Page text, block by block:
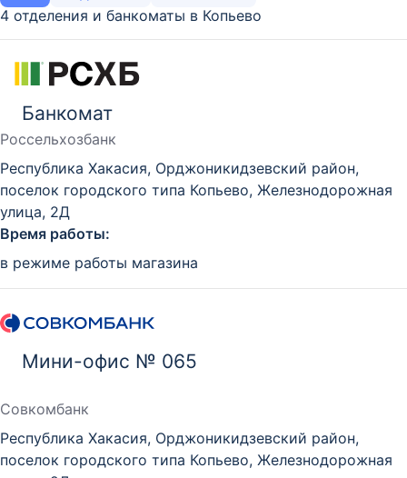
4 отделения и банкоматы в Копьево
Банкомат
Россельхозбанк
Республика Хакасия, Орджоникидзевский район,
поселок городского типа Копьево, Железнодорожная
улица, 2Д
Время работы:
в режиме работы магазина
Мини-офис № 065
Совкомбанк
Республика Хакасия, Орджоникидзевский район,
поселок городского типа Копьево, Железнодорожная